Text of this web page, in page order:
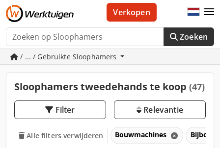
Zoeken
Verkopen
/ ... / Gebruikte Sloophamers
Sloophamers tweedehands te koop (47)
Filter Relevantie
Alle filters verwijderen Bouwmachines